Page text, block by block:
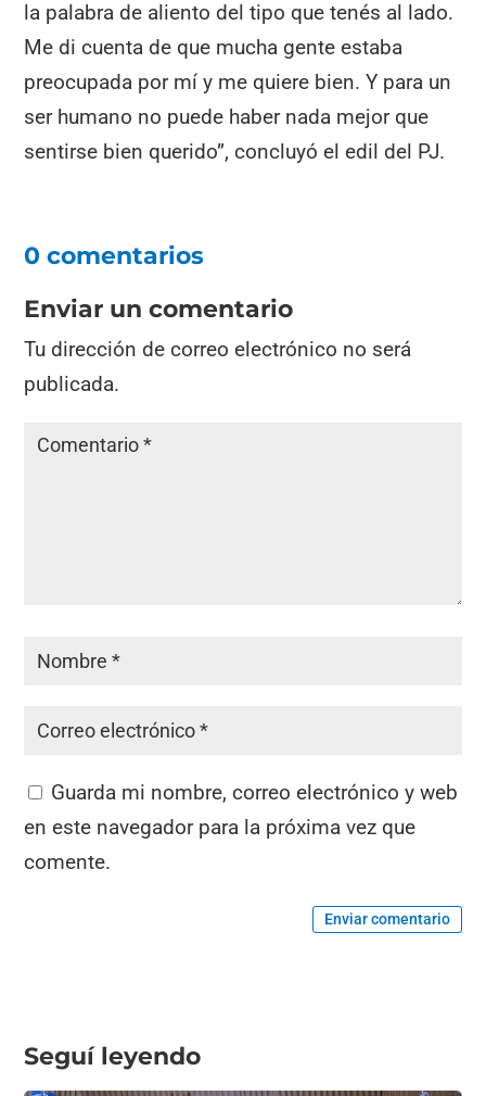
la palabra de aliento del tipo que tenés al lado.
Me di cuenta de que mucha gente estaba
preocupada por mí y me quiere bien. Y para un
ser humano no puede haber nada mejor que
sentirse bien querido”, concluyó el edil del PJ.
0 comentarios
Enviar un comentario
Tu dirección de correo electrónico no será
publicada.
Guarda mi nombre, correo electrónico y web
en este navegador para la próxima vez que
comente.
Enviar comentario
Seguí leyendo